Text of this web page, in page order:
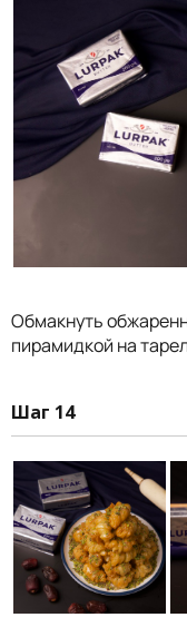
Обмакнуть
пирамидкой на
Шаг 14